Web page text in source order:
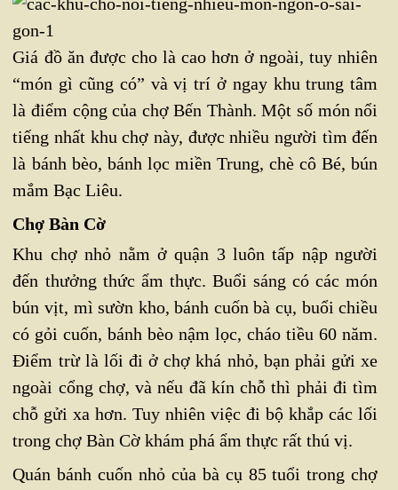
Giá đồ ăn được cho là cao hơn ở ngoài, tuy nhiên
“món gì cũng có” và vị trí ở ngay khu trung tâm
là điểm cộng của chợ Bến Thành. Một số món nổi
tiếng nhất khu chợ này, được nhiều người tìm đến
là bánh bèo, bánh lọc miền Trung, chè cô Bé, bún
mắm Bạc Liêu.
Chợ Bàn Cờ
Khu chợ nhỏ nằm ở quận 3 luôn tấp nập người
đến thưởng thức ẩm thực. Buổi sáng có các món
bún vịt, mì sườn kho, bánh cuốn bà cụ, buổi chiều
có gỏi cuốn, bánh bèo nậm lọc, cháo tiều 60 năm.
Điểm trừ là lối đi ở chợ khá nhỏ, bạn phải gửi xe
ngoài cổng chợ, và nếu đã kín chỗ thì phải đi tìm
chỗ gửi xa hơn. Tuy nhiên việc đi bộ khắp các lối
trong chợ Bàn Cờ khám phá ẩm thực rất thú vị.
Quán bánh cuốn nhỏ của bà cụ 85 tuổi trong chợ